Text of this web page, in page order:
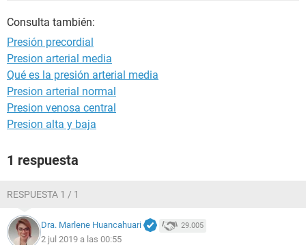
Consulta también:
Presión precordial
Presion arterial media
Qué es la presión arterial media
Presion arterial normal
Presion venosa central
Presion alta y baja
1 respuesta
RESPUESTA 1 / 1
Dra. Marlene Huancahuari 29.005
2 jul 2019 a las 00:55